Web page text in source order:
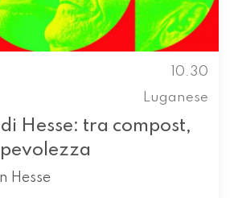
10.30
Luganese
Hesse: tra compost,
Hesse